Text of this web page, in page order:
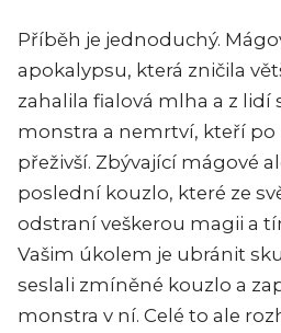
Příběh je jednoduchý.
apokalypsu, která zničila
zahalila fialová mlha a z lidí
monstra a nemrtví, kteří
přeživší. Zbývající mágové
poslední kouzlo, které ze
odstraní veškerou magii a
Vašim úkolem je ubránit
seslali zmíněné kouzlo a
monstra v ní. Celé to ale